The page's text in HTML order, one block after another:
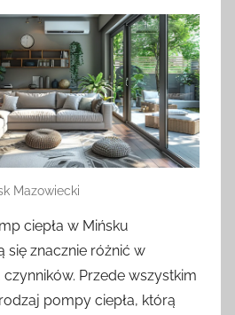
Mazowiecki
ciepła w Mińsku
się znacznie różnić w
Przede wszystkim
pompy ciepła, którą